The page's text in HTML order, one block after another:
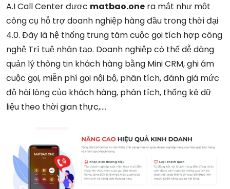
A.I Call Center được matbao.one ra mắt như một
công cụ hỗ trợ doanh nghiệp hàng đầu trong thời đại
4.0. Đây là hệ thống trung tâm cuộc gọi tích hợp công
nghệ Trí tuệ nhân tạo. Doanh nghiệp có thể dễ dàng
quản lý thông tin khách hàng bằng Mini CRM, ghi âm
cuộc gọi, miễn phí gọi nội bộ, phân tích, đánh giá mức
độ hài lòng của khách hàng, phân tích, thống kê dữ
liệu theo thời gian thực,….